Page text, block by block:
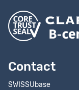
Contact
SWISSUbase